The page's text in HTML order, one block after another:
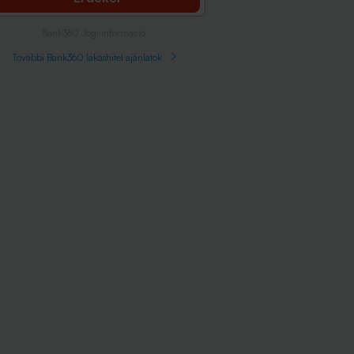
További Bank360 lakáshitel ajánlatok